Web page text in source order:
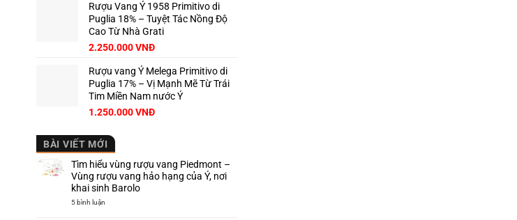
Rượu Vang Ý 1958 Primitivo di
Puglia 18% – Tuyệt Tác Nồng Độ
Cao Từ Nhà Grati
2.250.000VNĐ
Rượu vang Ý Melega Primitivo di
Puglia 17% – Vị Mạnh Mẽ Từ Trái
Tim Miền Nam nước Ý
1.250.000VNĐ
BÀI VIẾT MỚI
Tìm hiểu vùng rượu vang Piedmont –
Vùng rượu vang hảo hạng của Ý, nơi
khai sinh Barolo
5 bình luận